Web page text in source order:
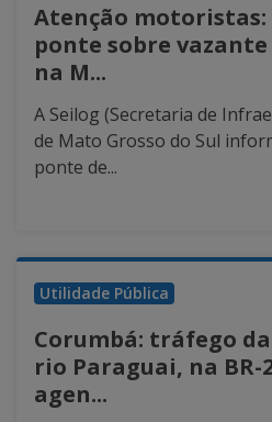
Atenção
ponte sobre
na M...
A Seilog (Secretaria de
de Mato Grosso do Sul
ponte de...
Utilidade Pública
Corumbá: tráfego
rio Paraguai, na BR-
agen...